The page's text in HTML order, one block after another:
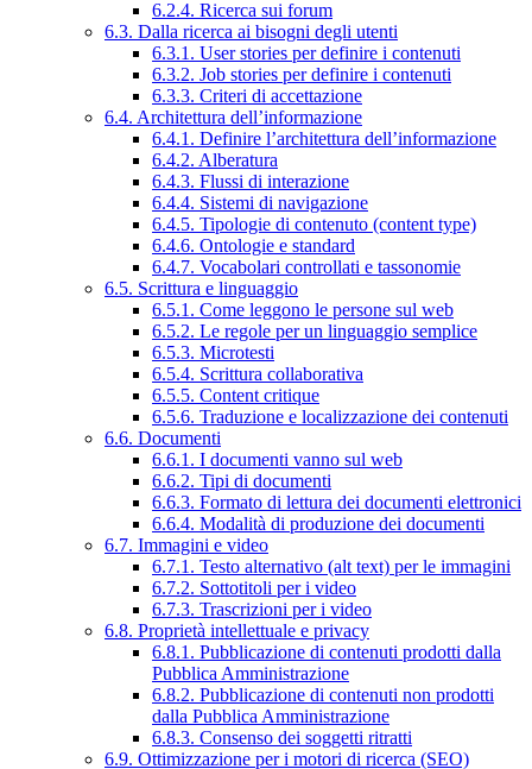
6.2.4. Ricerca sui forum
6.3. Dalla ricerca ai bisogni degli utenti
6.3.1. User stories per definire i contenuti
6.3.2. Job stories per definire i contenuti
6.3.3. Criteri di accettazione
6.4. Architettura dell’informazione
6.4.1. Definire l’architettura dell’informazione
6.4.2. Alberatura
6.4.3. Flussi di interazione
6.4.4. Sistemi di navigazione
6.4.5. Tipologie di contenuto (content type)
6.4.6. Ontologie e standard
6.4.7. Vocabolari controllati e tassonomie
6.5. Scrittura e linguaggio
6.5.1. Come leggono le persone sul web
6.5.2. Le regole per un linguaggio semplice
6.5.3. Microtesti
6.5.4. Scrittura collaborativa
6.5.5. Content critique
6.5.6. Traduzione e localizzazione dei contenuti
6.6. Documenti
6.6.1. I documenti vanno sul web
6.6.2. Tipi di documenti
6.6.3. Formato di lettura dei documenti elettronici
6.6.4. Modalità di produzione dei documenti
6.7. Immagini e video
6.7.1. Testo alternativo (alt text) per le immagini
6.7.2. Sottotitoli per i video
6.7.3. Trascrizioni per i video
6.8. Proprietà intellettuale e privacy
6.8.1. Pubblicazione di contenuti prodotti dalla
Pubblica Amministrazione
6.8.2. Pubblicazione di contenuti non prodotti
dalla Pubblica Amministrazione
6.8.3. Consenso dei soggetti ritratti
6.9. Ottimizzazione per i motori di ricerca (SEO)